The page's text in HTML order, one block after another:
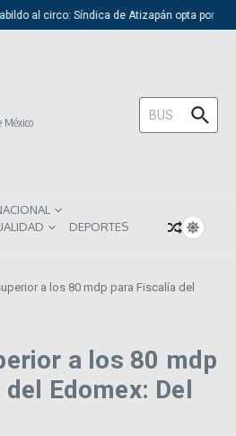
al circo: Síndica de Atizapán opta por el
México
Buscar:
DEPORTES
a los 80 mdp para Fiscalía del
a los 80 mdp
Edomex: Del